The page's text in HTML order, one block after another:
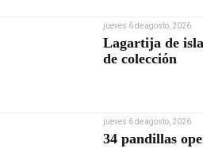
jueves 6 de agosto, 2026
Lagartija de
de colección
jueves 6 de agosto, 2026
34 pandillas